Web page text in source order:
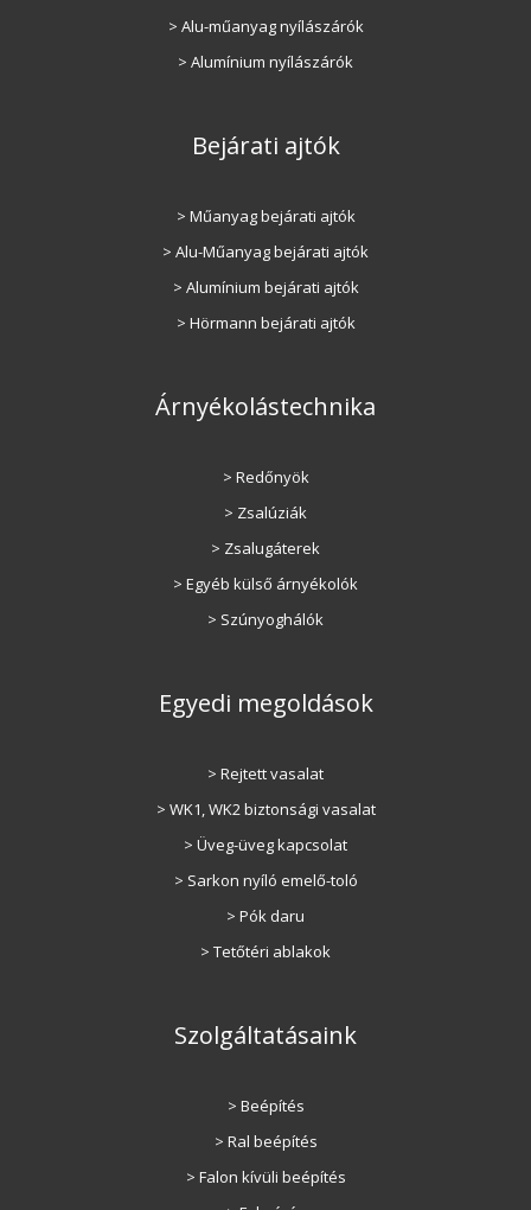
> Alu-műanyag nyílászárók
> Alumínium nyílászárók
Bejárati ajtók
> Műanyag bejárati ajtók
> Alu-Műanyag bejárati ajtók
> Alumínium bejárati ajtók
> Hörmann bejárati ajtók
Árnyékolástechnika
> Redőnyök
> Zsalúziák
> Zsalugáterek
> Egyéb külső árnyékolók
> Szúnyoghálók
Egyedi megoldások
> Rejtett vasalat
> WK1, WK2 biztonsági vasalat
> Üveg-üveg kapcsolat
> Sarkon nyíló emelő-toló
> Pók daru
> Tetőtéri ablakok
Szolgáltatásaink
> Beépítés
> Ral beépítés
> Falon kívüli beépítés